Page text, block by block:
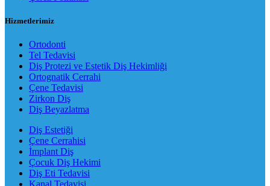
Hizmetlerimiz
Ortodonti
Tel Tedavisi
Diş Protezi ve Estetik Diş Hekimliği
Ortognatik Cerrahi
Çene Tedavisi
Zirkon Diş
Diş Beyazlatma
Diş Estetiği
Çene Cerrahisi
İmplant Diş
Çocuk Diş Hekimi
Diş Eti Tedavisi